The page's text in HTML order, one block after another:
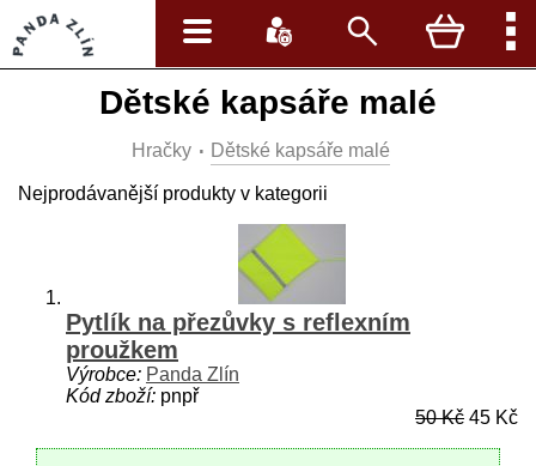
Dětské kapsáře malé
Hračky Dětské kapsáře malé
Nejprodávanější produkty v kategorii
Pytlík na přezůvky s reflexním
proužkem
Výrobce: Panda Zlín
Kód zboží: pnpř
50 Kč 45 Kč